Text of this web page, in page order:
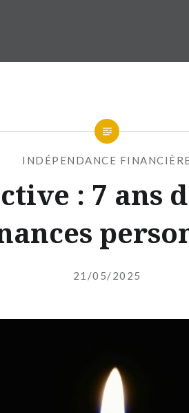
INDÉPENDANCE
: 7 ans
Publié
le
21/05/2025